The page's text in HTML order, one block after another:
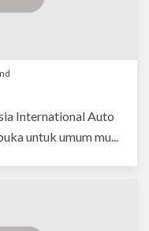
International Auto
untuk umum mu...